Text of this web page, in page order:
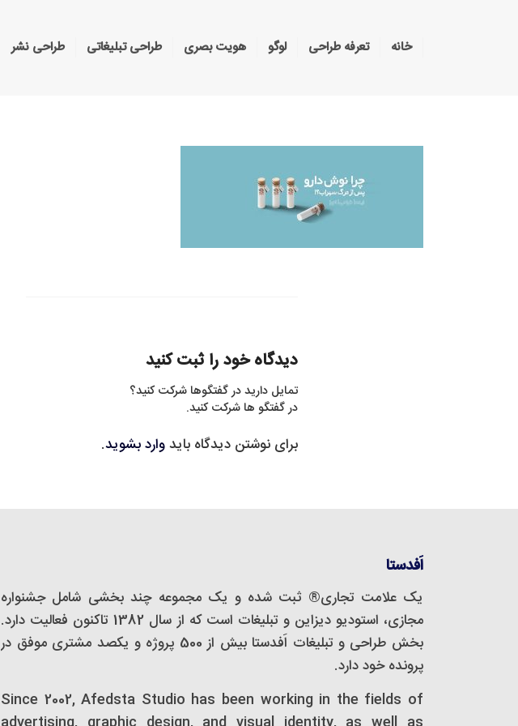
خانه تعرفه طراحی لوگو هویت بصری طراحی تبلیغاتی طراحی نشر
دیدگاه خود را ثبت کنید
تمایل دارید در گفتگوها شرکت کنید؟
در گفتگو ها شرکت کنید.
برای نوشتن دیدگاه بایدوارد بشوید.
اَفدستا
یک علامت تجاری® ثبت شده و یک مجموعه‌ چند بخشی شامل جشنواره
مجازی، استودیو دیزاین و تبلیغات است که از سال 1382 تاکنون فعالیت دارد.
بخش طراحی و تبلیغات اَفدستا بیش از 500 پروژه و یکصد مشتری موفق در
پرونده خود دارد.
Since 2002, Afedsta Studio has been working in the fields of